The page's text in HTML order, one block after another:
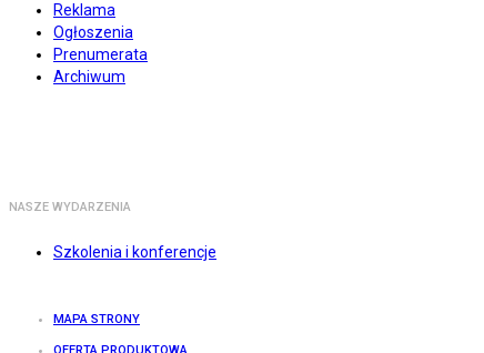
Reklama
Ogłoszenia
Prenumerata
Archiwum
NASZE WYDARZENIA
Szkolenia i konferencje
MAPA STRONY